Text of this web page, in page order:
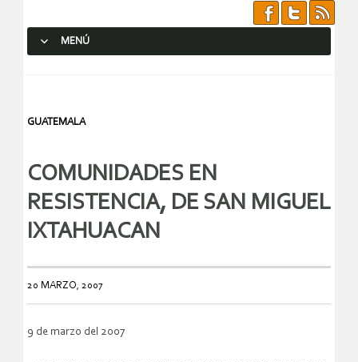
MENÚ
GUATEMALA
COMUNIDADES EN
RESISTENCIA, DE SAN MIGUEL
IXTAHUACAN
20 MARZO, 2007
9 de marzo del 2007